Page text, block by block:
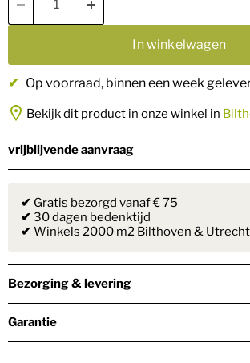
In winkelwagen
✔ Op voorraad, binnen een week
Bekijk dit product in onze winkel in
vrijblijvende aanvraag
✔ Gratis bezorgd vanaf € 75
✔ 30 dagen bedenktijd
✔ Winkels 2000 m2 Bilthoven & Utrecht
Bezorging & levering
Garantie